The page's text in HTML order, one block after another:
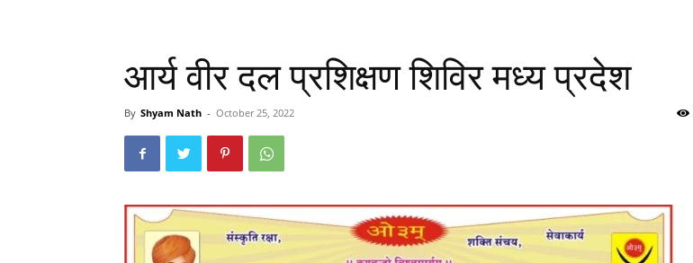
आर्य वीर दल प्रशिक्षण शिविर मध्य प्रदेश
By Shyam Nath - October 25, 2022